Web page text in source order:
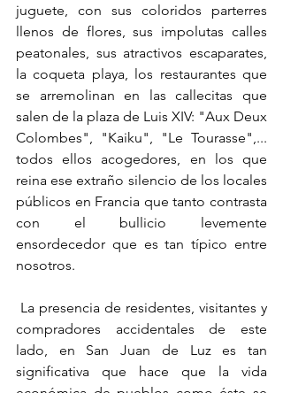
juguete, con sus coloridos parterres
llenos de flores, sus impolutas calles
peatonales, sus atractivos escaparates,
la coqueta playa, los restaurantes que
se arremolinan en las callecitas que
salen de la plaza de Luis XIV: "Aux Deux
Colombes", "Kaiku", "Le Tourasse",...
todos ellos acogedores, en los que
reina ese extraño silencio de los locales
públicos en Francia que tanto contrasta
con el bullicio levemente
ensordecedor que es tan típico entre
nosotros.
compradores accidentales de este
lado, en San Juan de Luz es tan
significativa que hace que la vida